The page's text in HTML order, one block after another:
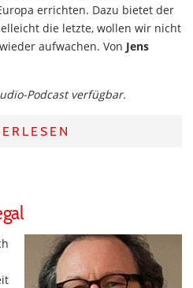
errichten. Dazu bietet der
die letzte, wollen wir nicht
aufwachen. Von Jens
Podcast verfügbar.